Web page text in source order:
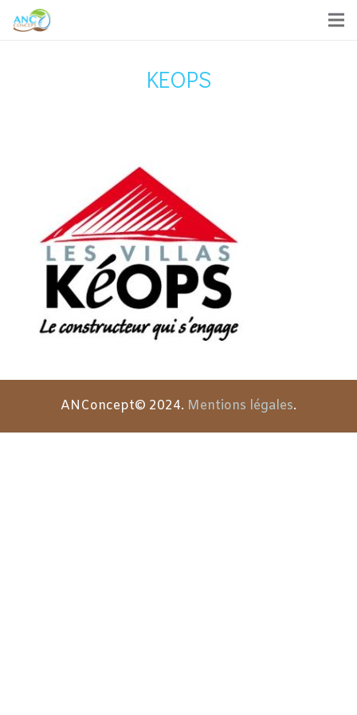
KEOPS
ANConcept© 2024. Mentions légales.